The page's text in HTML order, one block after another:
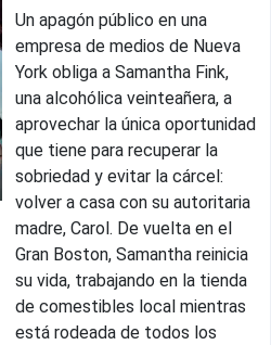
Un apagón público en una
empresa de medios de Nueva
York obliga a Samantha Fink,
una alcohólica veinteañera, a
aprovechar la única oportunidad
que tiene para recuperar la
sobriedad y evitar la cárcel:
volver a casa con su autoritaria
madre, Carol. De vuelta en el
Gran Boston, Samantha reinicia
su vida, trabajando en la tienda
de comestibles local mientras
está rodeada de todos los